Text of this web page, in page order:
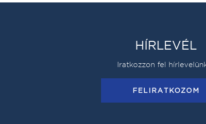
HÍRLEVÉL
Iratkozzon fel
FELIRATKOZOM